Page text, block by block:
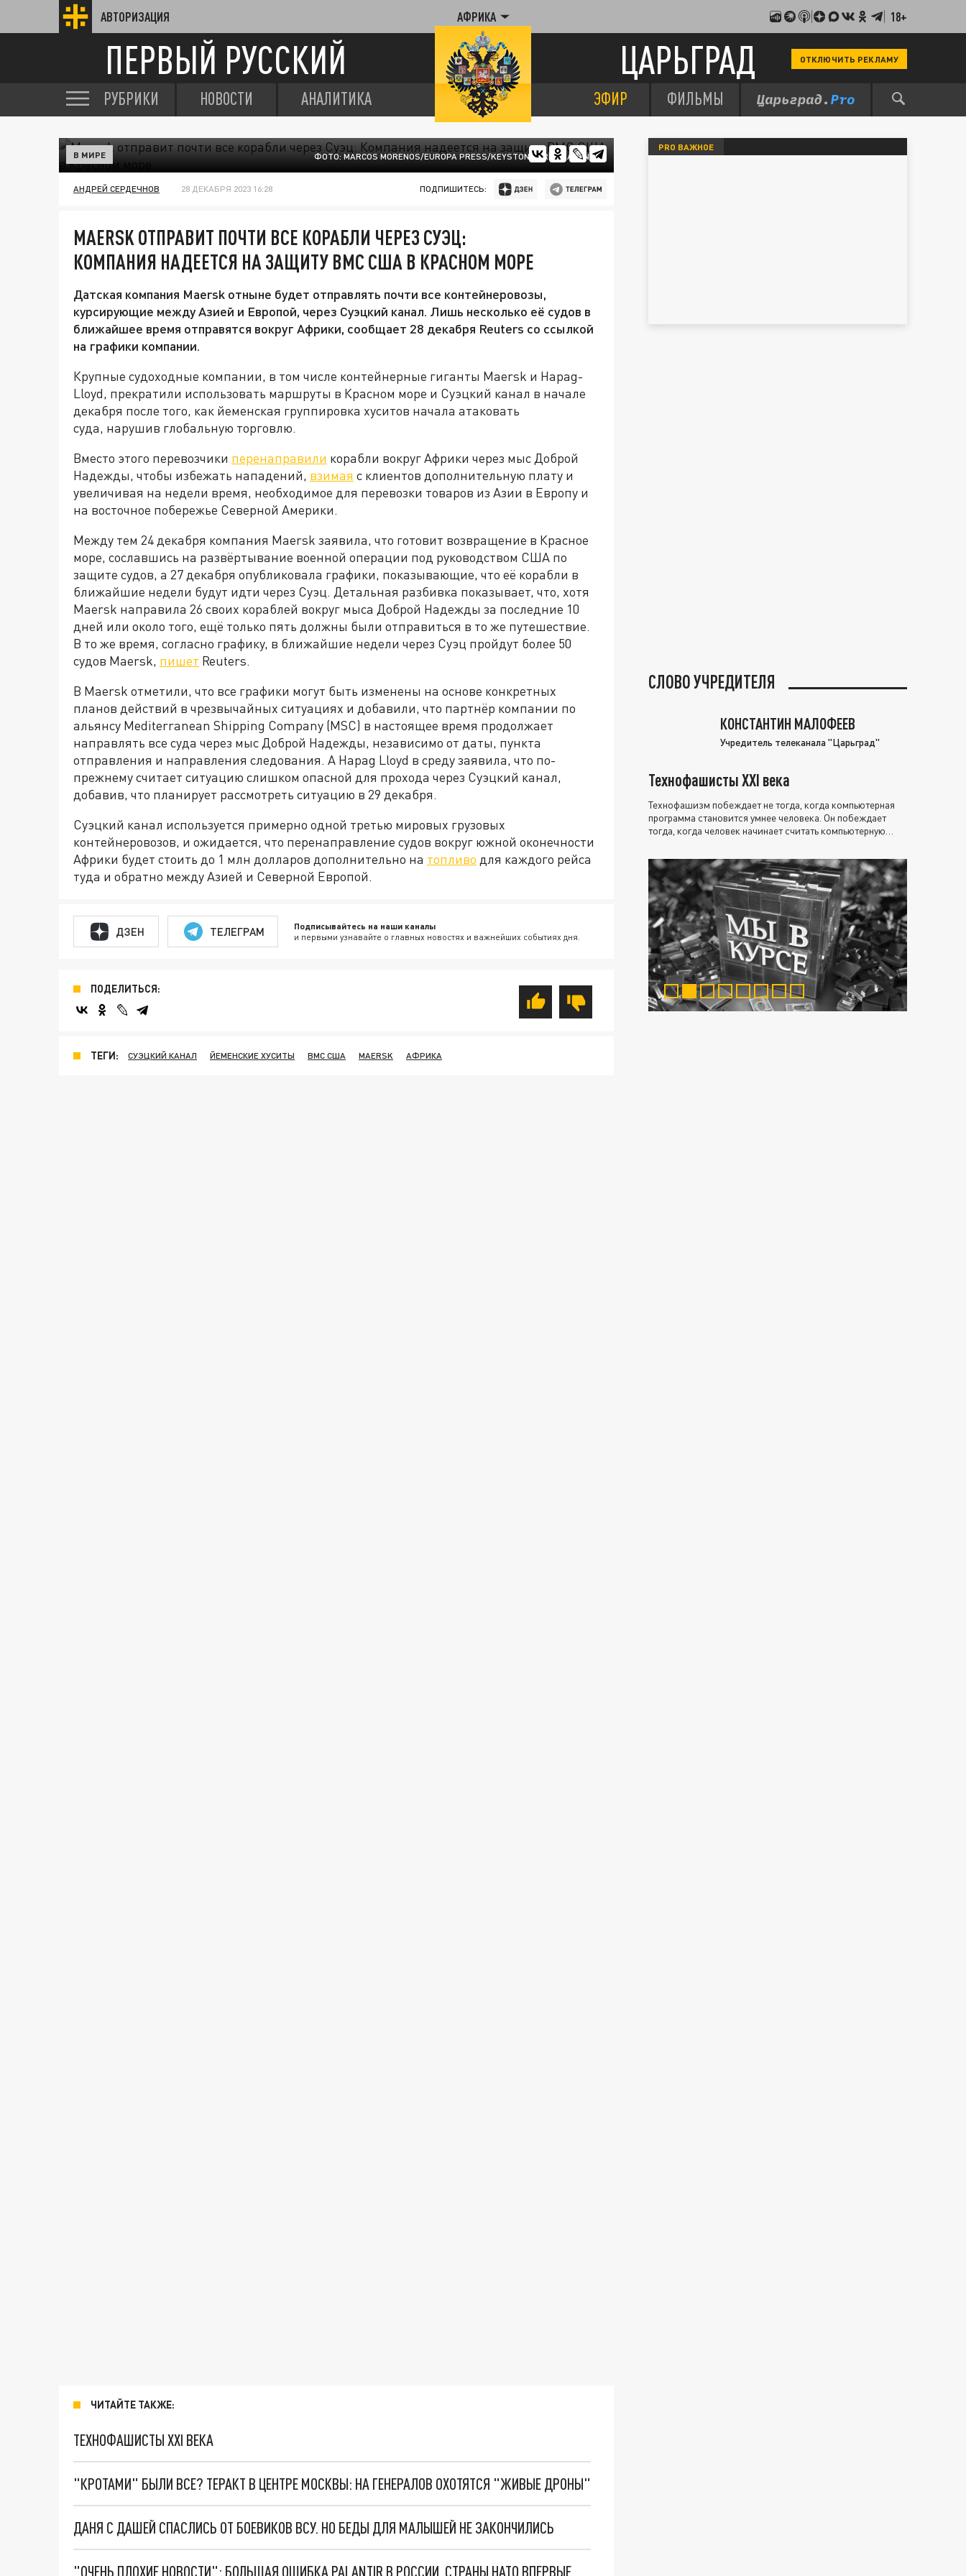
АВТОРИЗАЦИЯ АФРИКА 18+
ПЕРВЫЙ РУССКИЙ ЦАРЬГРАД ОТКЛЮЧИТЬ РЕКЛАМУ
РУБРИКИ НОВОСТИ АНАЛИТИКА ЭФИР ФИЛЬМЫ
ФОТО: MARCOS MORENOS/EUROPA PRESS/KEYSTONE PRESS AGENCY
В МИРЕ
АНДРЕЙ СЕРДЕЧНОВ 28 ДЕКАБРЯ 2023 16:28 ПОДПИШИТЕСЬ:
MAERSK ОТПРАВИТ ПОЧТИ ВСЕ КОРАБЛИ ЧЕРЕЗ СУЭЦ:
КОМПАНИЯ НАДЕЕТСЯ НА ЗАЩИТУ ВМС США В КРАСНОМ МОРЕ
Датская компания Maersk отныне будет отправлять почти все контейнеровозы,
курсирующие между Азией и Европой, через Суэцкий канал. Лишь несколько её судов в
ближайшее время отправятся вокруг Африки, сообщает 28 декабря Reuters со ссылкой
на графики компании.
Крупные судоходные компании, в том числе контейнерные гиганты Maersk и Hapag-
Lloyd, прекратили использовать маршруты в Красном море и Суэцкий канал в начале
декабря после того, как йеменская группировка хуситов начала атаковать
суда, нарушив глобальную торговлю.
Вместо этого перевозчики перенаправили корабли вокруг Африки через мыс Доброй
Надежды, чтобы избежать нападений, взимая с клиентов дополнительную плату и
увеличивая на недели время, необходимое для перевозки товаров из Азии в Европу и
на восточное побережье Северной Америки.
Между тем 24 декабря компания Maersk заявила, что готовит возвращение в Красное
море, сославшись на развёртывание военной операции под руководством США по
защите судов, а 27 декабря опубликовала графики, показывающие, что её корабли в
ближайшие недели будут идти через Суэц. Детальная разбивка показывает, что, хотя
Maersk направила 26 своих кораблей вокруг мыса Доброй Надежды за последние 10
дней или около того, ещё только пять должны были отправиться в то же путешествие.
В то же время, согласно графику, в ближайшие недели через Суэц пройдут более 50
судов Maersk, пишет Reuters.
В Maersk отметили, что все графики могут быть изменены на основе конкретных
планов действий в чрезвычайных ситуациях и добавили, что партнёр компании по
альянсу Mediterranean Shipping Company (MSC) в настоящее время продолжает
направлять все суда через мыс Доброй Надежды, независимо от даты, пункта
отправления и направления следования. А Hapag Lloyd в среду заявила, что по-
прежнему считает ситуацию слишком опасной для прохода через Суэцкий канал,
добавив, что планирует рассмотреть ситуацию в 29 декабря.
Суэцкий канал используется примерно одной третью мировых грузовых
контейнеровозов, и ожидается, что перенаправление судов вокруг южной оконечности
Африки будет стоить до 1 млн долларов дополнительно на топливо для каждого рейса
туда и обратно между Азией и Северной Европой.
ДЗЕН ТЕЛЕГРАМ Подписывайтесь на наши каналы
и первыми узнавайте о главных новостях и важнейших событиях дня.
ПОДЕЛИТЬСЯ:
ТЕГИ: СУЭЦКИЙ КАНАЛ ЙЕМЕНСКИЕ ХУСИТЫ ВМС США MAERSK АФРИКА
ЧИТАЙТЕ ТАКЖЕ:
ТЕХНОФАШИСТЫ XXI ВЕКА
"КРОТАМИ" БЫЛИ ВСЕ? ТЕРАКТ В ЦЕНТРЕ МОСКВЫ: НА ГЕНЕРАЛОВ ОХОТЯТСЯ "ЖИВЫЕ ДРОНЫ"
ДАНЯ С ДАШЕЙ СПАСЛИСЬ ОТ БОЕВИКОВ ВСУ. НО БЕДЫ ДЛЯ МАЛЫШЕЙ НЕ ЗАКОНЧИЛИСЬ
PRO ВАЖНОЕ
СЛОВО УЧРЕДИТЕЛЯ
КОНСТАНТИН МАЛОФЕЕВ
Учредитель телеканала "Царьград"
Технофашисты XXI века
Технофашизм побеждает не тогда, когда компьютерная
программа становится умнее человека. Он побеждает
тогда, когда человек начинает считать компьютерную